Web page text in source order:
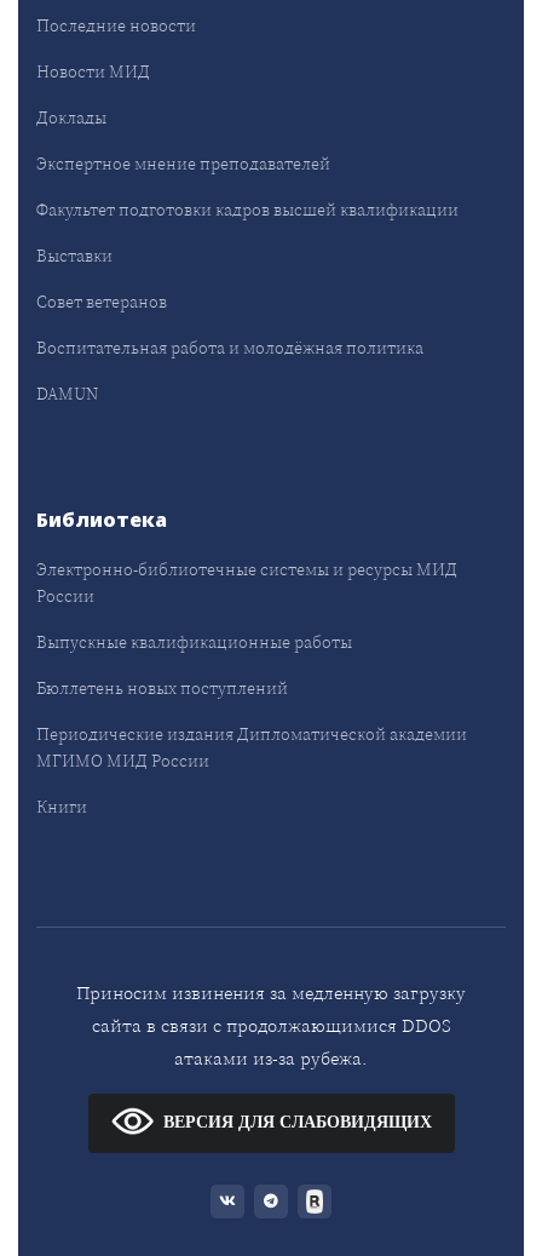
Последние новости
Новости МИД
Доклады
Экспертное мнение преподавателей
Факультет подготовки кадров высшей квалификации
Выставки
Совет ветеранов
Воспитательная работа и молодёжная политика
DAMUN
Библиотека
Электронно-библиотечные системы и ресурсы МИД
России
Выпускные квалификационные работы
Бюллетень новых поступлений
Периодические издания Дипломатической академии
МГИМО МИД России
Книги
Приносим извинения за медленную загрузку
сайта в связи с продолжающимися DDOS
атаками из-за рубежа.
ВЕРСИЯ ДЛЯ СЛАБОВИДЯЩИХ